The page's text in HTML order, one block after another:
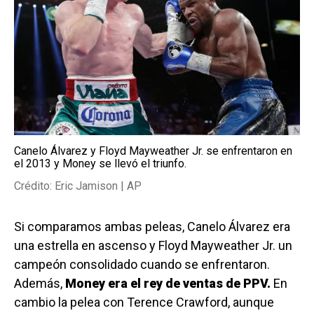
Canelo Álvarez y Floyd Mayweather Jr. se enfrentaron en
el 2013 y Money se llevó el triunfo.
Crédito: Eric Jamison | AP
Si comparamos ambas peleas, Canelo Álvarez era
una estrella en ascenso y Floyd Mayweather Jr. un
campeón consolidado cuando se enfrentaron.
Además, Money era el rey de ventas de PPV. En
cambio la pelea con Terence Crawford, aunque